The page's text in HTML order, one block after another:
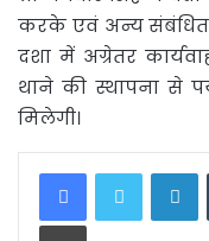
करके एवं अन्य संबंधित
दशा में अग्रेतर
थाने की स्थापना से
मिलेगी।
Print